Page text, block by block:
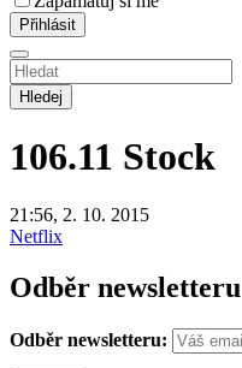
Hledej
106.11 Stock
21:56, 2. 10. 2015
Netflix
Odběr newsletteru
Odběr newsletteru: